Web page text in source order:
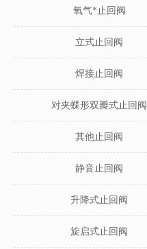
氧气*止回阀
立式止回阀
焊接止回阀
对夹蝶形双瓣式止回阀
其他止回阀
静音止回阀
升降式止回阀
旋启式止回阀